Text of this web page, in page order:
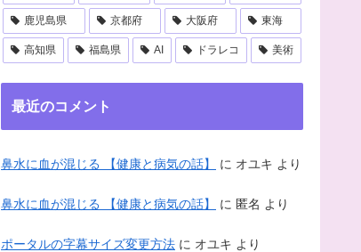
鹿児島県 京都府 大阪府 東海
高知県 福島県 AI ドラレコ 美術
最近のコメント
鼻水に血が混じる 【健康と病気の話】 に オユキ より
鼻水に血が混じる 【健康と病気の話】 に 匿名 より
ポータルの字幕サイズ変更方法 に オユキ より